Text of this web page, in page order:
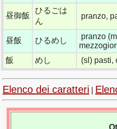
昼御飯
ひるごは
ん
pranzo,
昼飯 ひるめし
pranzo
飯
めし (sl) pasti,
Elenco dei caratteri